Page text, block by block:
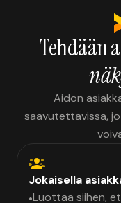
Tehdään
Aidon
saavutettavissa,
Jokaisella
•Luottaa siihen,